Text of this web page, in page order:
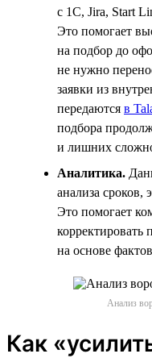
с 1С, Jira, Start
Это помогает
на подбор до
не нужно
заявки из
передаются в
подбора
и лишних
Аналитика.
анализа сроков,
Это помогает
на основе фактов
Анализ
Как